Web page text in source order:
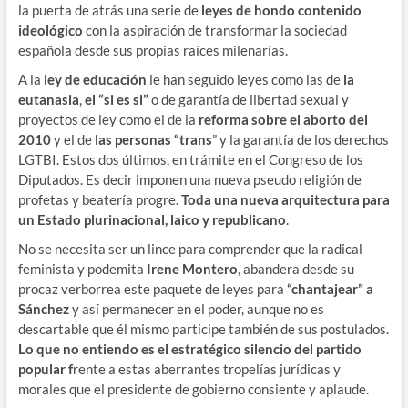
la puerta de atrás una serie de leyes de hondo contenido
ideológico con la aspiración de transformar la sociedad
española desde sus propias raíces milenarias.
A la ley de educación le han seguido leyes como las de la
eutanasia,el “si es si”o de garantía de libertad sexual y
proyectos de ley como el de la reforma sobre el aborto del
2010y el de las personas “trans” y la garantía de los derechos
LGTBI. Estos dos últimos, en trámite en el Congreso de los
Diputados. Es decir imponen una nueva pseudo religión de
profetas y beatería progre.Toda una nueva arquitectura para
un Estado plurinacional, laico y republicano.
No se necesita ser un lince para comprender que la radical
feminista y podemita Irene Montero, abandera desde su
procaz verborrea este paquete de leyes para “chantajear” a
Sánchezy así permanecer en el poder, aunque no es
descartable que él mismo participe también de sus postulados.
Lo que no entiendo es el estratégico silencio del partido
popular frente a estas aberrantes tropelías jurídicas y
morales que el presidente de gobierno consiente y aplaude.